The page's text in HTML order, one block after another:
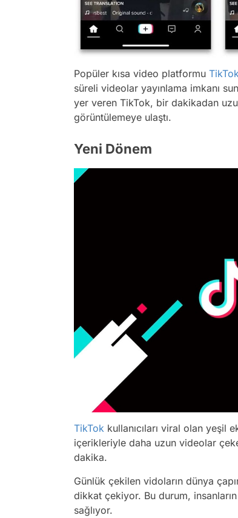
Popüler kısa video platformu
süreli videolar yayınlama imkanı
yer veren TikTok, bir dakikadan
görüntülemeye ulaştı.
Yeni Dönem
TikTok kullanıcıları viral olan yeşil
içerikleriyle daha uzun videolar
dakika.
Günlük çekilen vidoların dünya
dikkat çekiyor. Bu durum,
sağlıyor.